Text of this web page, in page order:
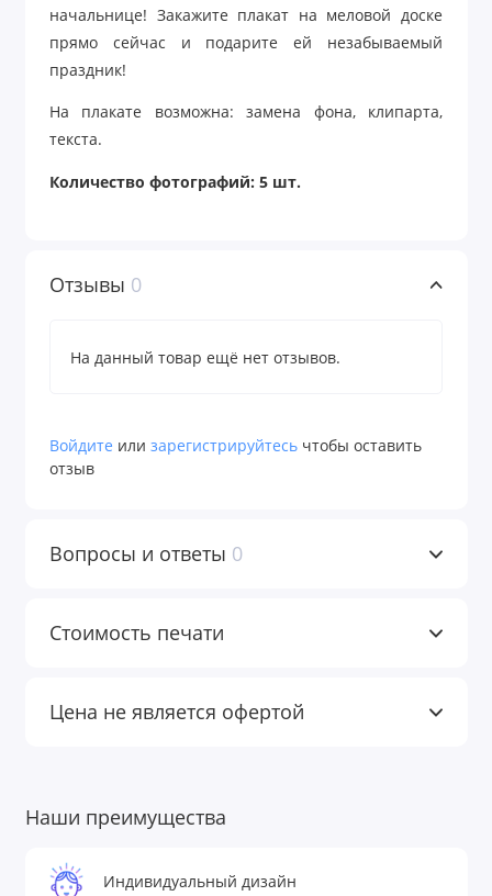
начальнице! Закажите плакат на меловой доске
прямо сейчас и подарите ей незабываемый
праздник!
На плакате возможна: замена фона, клипарта,
текста.
Количество фотографий: 5 шт.
Отзывы 0
На данный товар ещё нет отзывов.
Войдите или зарегистрируйтесь чтобы оставить
отзыв
Вопросы и ответы 0
Стоимость печати
Цена не является офертой
Наши преимущества
Индивидуальный дизайн